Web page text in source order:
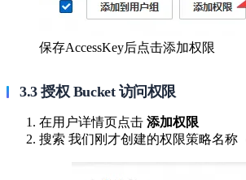
保存AccessKey后点击添加权限
3.3 授权 Bucket 访问权限
在用户详情页点击 添加权限
搜索 我们刚才创建的权限策略名称